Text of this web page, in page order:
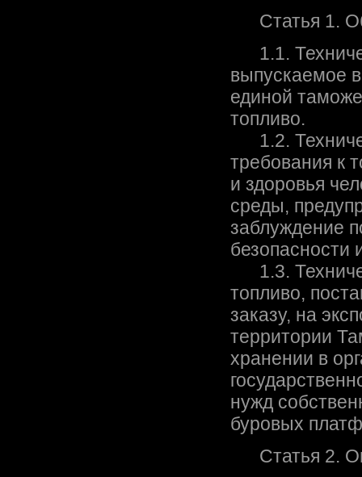
Статья 1.
1.1.
выпускаемое
единой
топливо.
1.2.
требования к
и здоровья
среды,
заблуждение
безопасности
1.3.
топливо,
заказу, на
территории
хранении в
нужд
буровых
Статья 2.